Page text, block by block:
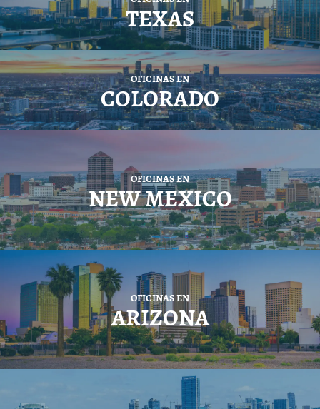
TEXAS
OFICINAS EN
COLORADO
OFICINAS EN
NEW MEXICO
OFICINAS EN
ARIZONA